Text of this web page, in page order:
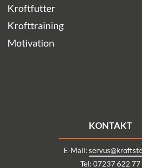
Kroftfutter
Krofttraining
Motivation
KONTAKT
E-Mail:
Tel: 07237 622 77